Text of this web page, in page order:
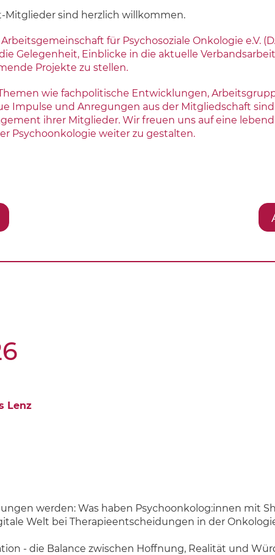
Mitglieder sind herzlich willkommen.
für Psychosoziale Onkologie e.V.
Gelegenheit, Einblicke in die aktuelle
Projekte zu stellen.
wie fachpolitische Entwicklungen,
Impulse und Anregungen aus der Mitgliedschaft
ihrer Mitglieder. Wir freuen uns auf eine
Psychoonkologie weiter zu gestalten.
Lenz
werden: Was haben Psychoonkolog:innen mit
Welt bei Therapieentscheidungen in der
- die Balance zwischen Hoffnung, Realität und